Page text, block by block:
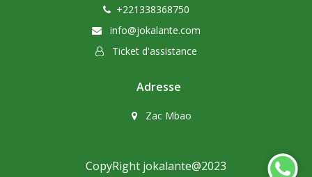
+221338368750
info@jokalante.com
Ticket d'assistance
Adresse
Zac Mbao
CopyRight jokalante@2023